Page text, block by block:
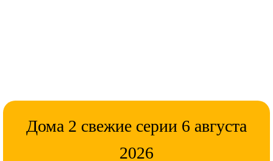
Дома 2 свежие серии 6 августа
2026